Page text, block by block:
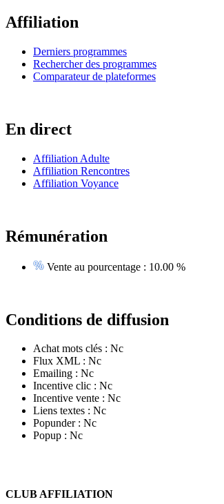
Affiliation
Derniers programmes
Rechercher des programmes
Comparateur de plateformes
En direct
Affiliation Adulte
Affiliation Rencontres
Affiliation Voyance
Rémunération
Vente au pourcentage : 10.00 %
Conditions de diffusion
Achat mots clés : Nc
Flux XML : Nc
Emailing : Nc
Incentive clic : Nc
Incentive vente : Nc
Liens textes : Nc
Popunder : Nc
Popup : Nc
CLUB AFFILIATION